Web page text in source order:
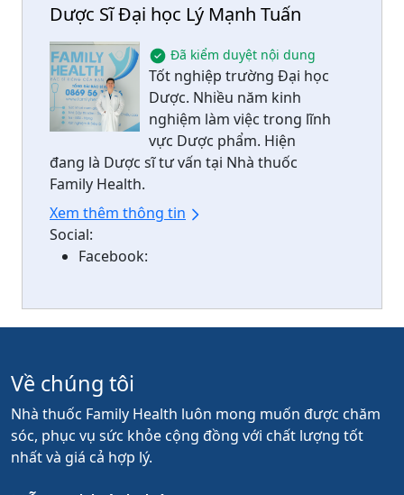
Dược Sĩ Đại học Lý Mạnh Tuấn
Đã kiểm duyệt nội dung
Tốt nghiệp trường Đại học
Dược. Nhiều năm kinh
nghiệm làm việc trong lĩnh
vực Dược phẩm. Hiện
đang là Dược sĩ tư vấn tại Nhà thuốc
Family Health.
Xem thêm thông tin
Social:
Facebook:
Về chúng tôi
Nhà thuốc Family Health luôn mong muốn được chăm
sóc, phục vụ sức khỏe cộng đồng với chất lượng tốt
nhất và giá cả hợp lý.